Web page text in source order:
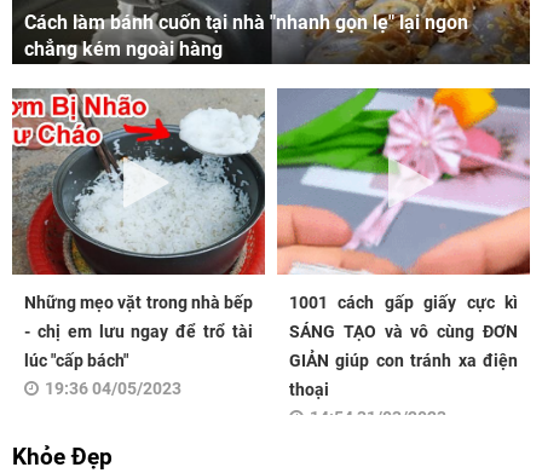
Cách làm bánh cuốn tại nhà "nhanh gọn lẹ" lại ngon
chẳng kém ngoài hàng
Những mẹo vặt trong nhà bếp
- chị em lưu ngay để trổ tài
lúc "cấp bách"
19:36 04/05/2023
1001 cách gấp giấy cực kì
SÁNG TẠO và vô cùng ĐƠN
GIẢN giúp con tránh xa điện
thoại
14:54 31/03/2023
Khỏe Đẹp